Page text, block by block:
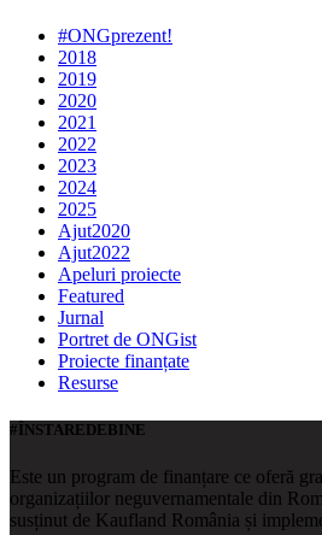
#ONGprezent!
2018
2019
2020
2021
2022
2023
2024
2025
Ajut2020
Ajut2022
Apeluri proiecte
Featured
Jurnal
Portret de ONGist
Proiecte finanțate
Resurse
#ÎNSTAREDEBINE
Este un program de finanțare ce oferă
organizațiilor neguvernamentale din
susținut de Kaufland România și